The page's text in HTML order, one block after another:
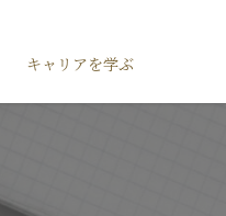
キャリアを学ぶ